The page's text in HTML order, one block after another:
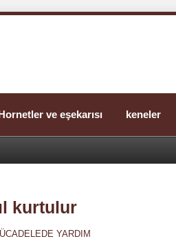
ve eşekarısı keneler
kurtulur
YARDIM